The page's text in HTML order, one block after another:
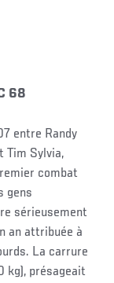
68
entre Randy
Tim Sylvia,
combat
gens
sérieusement
an attribuée à
La carrure
kg), présageait